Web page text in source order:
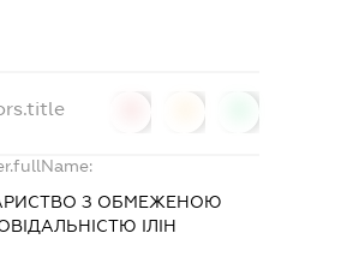
З ОБМЕЖЕНОЮ
ІЛІН